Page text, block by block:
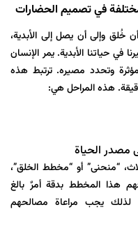
في تصميم الحضارات
خُلق وإلى أن يصل إلى الأبدية،
حياتنا الأبدية. يمر الإنسان
وتحدد مصيره. ترتبط هذه
هذه المراحل هي:
مصدر الحياة
“منحنى” أو “مخطط الخلق”،
هذا المخطط بدقة أمرٌ بالغ
لذلك يجب مراعاة مصالحهم